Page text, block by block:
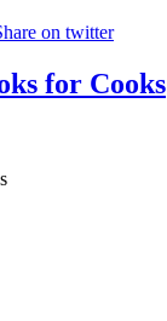
on twitter
for Cooks